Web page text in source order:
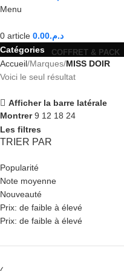
Menu
0 article د.م.0.00
Catégories
COFFRET & PACK
Accueil Marques MISS DOIR
Voici le seul résultat
Afficher la barre latérale
Montrer9 12 18 24
Les filtres
TRIER PAR
Popularité
Note moyenne
Nouveauté
Prix: de faible à élevé
Prix: de faible à élevé